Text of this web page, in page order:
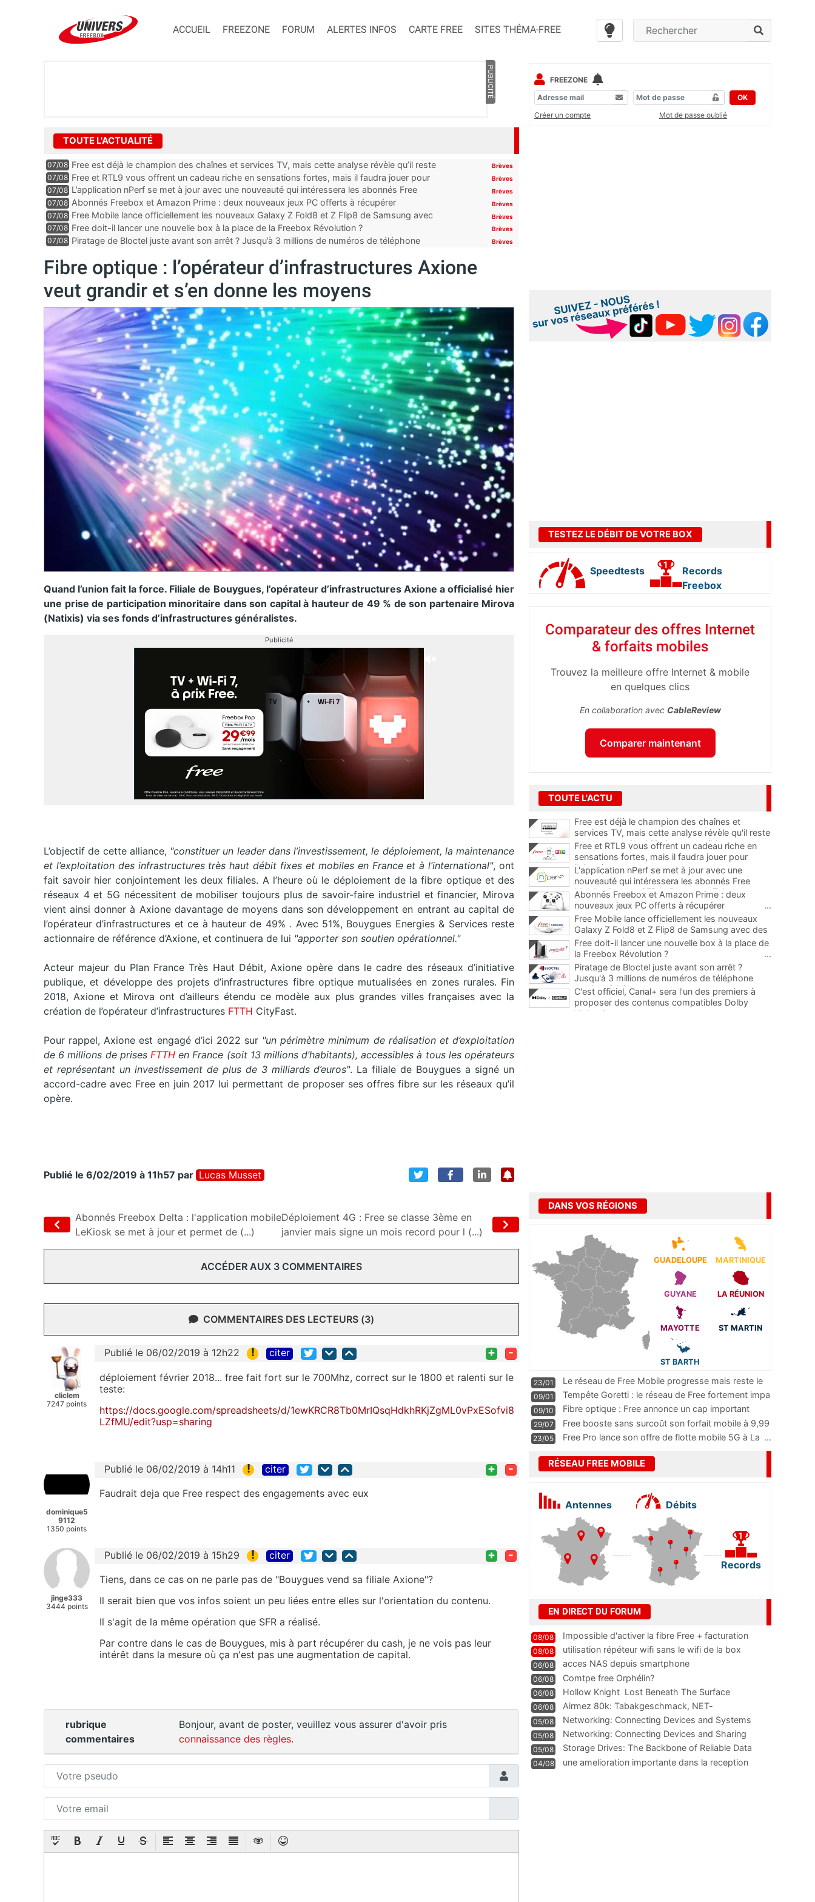
ACCUEIL FREEZONE FORUM ALERTES INFOS CARTE FREE SITES THÉMA-FREE
PUBLICITÉ
TOUTE L'ACTUALITÉ
07/08 Free est déjà le champion des chaînes et services TV, mais cette analyse révèle qu’il reste
encore au moin...
Brèves
07/08 Free et RTL9 vous offrent un cadeau riche en sensations fortes, mais il faudra jouer pour
l’obtenir
Brèves
07/08 L’application nPerf se met à jour avec une nouveauté qui intéressera les abonnés Free
Mobile, Orange, SFR ...
Brèves
07/08 Abonnés Freebox et Amazon Prime : deux nouveaux jeux PC offerts à récupérer Brèves
07/08 Free Mobile lance officiellement les nouveaux Galaxy Z Fold8 et Z Flip8 de Samsung avec
des promos et des cadeaux
Brèves
07/08 Free doit-il lancer une nouvelle box à la place de la Freebox Révolution ? Brèves
07/08 Piratage de Bloctel juste avant son arrêt ? Jusqu’à 3 millions de numéros de téléphone
Brèves
Fibre optique : l’opérateur d’infrastructures Axione
veut grandir et s’en donne les moyens
Quand l’union fait la force. Filiale de Bouygues, l’opérateur d’infrastructures Axione a officialisé hier
une prise de participation minoritaire dans son capital à hauteur de 49 % de son partenaire Mirova
(Natixis) via ses fonds d’infrastructures généralistes.
Publicité
L’objectif de cette alliance, "constituer un leader dans l’investissement, le déploiement, la maintenance
et l’exploitation des infrastructures très haut débit fixes et mobiles en France et à l’international", ont
fait savoir hier conjointement les deux filiales. A l’heure où le déploiement de la fibre optique et des
réseaux 4 et 5G nécessitent de mobiliser toujours plus de savoir-faire industriel et financier, Mirova
vient ainsi donner à Axione davantage de moyens dans son développement en entrant au capital de
l’opérateur d’infrastructures et ce à hauteur de 49% . Avec 51%, Bouygues Energies & Services reste
actionnaire de référence d’Axione, et continuera de lui "apporter son soutien opérationnel."
Acteur majeur du Plan France Très Haut Débit, Axione opère dans le cadre des réseaux d’initiative
publique, et développe des projets d’infrastructures fibre optique mutualisées en zones rurales. Fin
2018, Axione et Mirova ont d’ailleurs étendu ce modèle aux plus grandes villes françaises avec la
création de l’opérateur d’infrastructures FTTH CityFast.
Pour rappel, Axione est engagé d’ici 2022 sur "un périmètre minimum de réalisation et d’exploitation
de 6 millions de prisesFTTHen France (soit 13 millions d’habitants), accessibles à tous les opérateurs
et représentant un investissement de plus de 3 milliards d’euros". La filiale de Bouygues a signé un
accord-cadre avec Free en juin 2017 lui permettant de proposer ses offres fibre sur les réseaux qu’il
opère.
Publié le 6/02/2019 à 11h57 par Lucas Musset
Abonnés Freebox Delta : l'application mobile
LeKiosk se met à jour et permet de (...)
Déploiement 4G : Free se classe 3ème en
janvier mais signe un mois record pour l (...)
ACCÉDER AUX 3 COMMENTAIRES
COMMENTAIRES DES LECTEURS (3)
cliclem
7247 points
Publié le 06/02/2019 à 12h22 ! citer + -
déploiement février 2018... free fait fort sur le 700Mhz, correct sur le 1800 et ralenti sur le
teste:
https://docs.google.com/spreadsheets/d/1ewKRCR8Tb0MrIQsqHdkhRKjZgML0vPxESofvi8
LZfMU/edit?usp=sharing
dominique5
9112
1350 points
Publié le 06/02/2019 à 14h11 ! citer + -
Faudrait deja que Free respect des engagements avec eux
jinge333
3444 points
Publié le 06/02/2019 à 15h29 ! citer + -
Tiens, dans ce cas on ne parle pas de "Bouygues vend sa filiale Axione"?
Il serait bien que vos infos soient un peu liées entre elles sur l'orientation du contenu.
Il s'agit de la même opération que SFR a réalisé.
Par contre dans le cas de Bouygues, mis à part récupérer du cash, je ne vois pas leur
intérêt dans la mesure où ça n'est pas une augmentation de capital.
rubrique
commentaires
Bonjour, avant de poster, veuillez vous assurer d'avoir pris
connaissance des règles.
FREEZONE
OK
Créer un compte
Mot de passe oublié
TESTEZ LE DÉBIT DE VOTRE BOX
Speedtests
Records
Freebox
Comparateur des offres Internet
& forfaits mobiles
Trouvez la meilleure offre Internet & mobile
en quelques clics
En collaboration avec CableReview
Comparer maintenant
TOUTE L'ACTU
Free est déjà le champion des chaînes et
services TV, mais cette analyse révèle qu'il reste
encore au moins 141 ajouts possibles
Free et RTL9 vous offrent un cadeau riche en
sensations fortes, mais il faudra jouer pour
l'obtenir
L'application nPerf se met à jour avec une
nouveauté qui intéressera les abonnés Free
Mobile, Orange, SFR et Bouygues Telecom
Abonnés Freebox et Amazon Prime : deux
nouveaux jeux PC offerts à récupérer
...
Free Mobile lance officiellement les nouveaux
Galaxy Z Fold8 et Z Flip8 de Samsung avec des
promos et des cadeaux
...
Free doit-il lancer une nouvelle box à la place de
la Freebox Révolution ?
...
Piratage de Bloctel juste avant son arrêt ?
Jusqu'à 3 millions de numéros de téléphone
auraient fuité
C'est officiel, Canal+ sera l'un des premiers à
proposer des contenus compatibles Dolby
Vision 2
DANS VOS RÉGIONS
GUADELOUPE MARTINIQUE
GUYANE LA RÉUNION
MAYOTTE ST MARTIN
ST BARTH
23/01
Le réseau de Free Mobile progresse mais reste le
m
...
09/01
Tempête Goretti : le réseau de Free fortement impa
09/10
Fibre optique : Free annonce un cap important
pass
...
29/07
Free booste sans surcoût son forfait mobile à 9,99
23/05 Free Pro lance son offre de flotte mobile 5G à La ...
RÉSEAU FREE MOBILE
Antennes Débits
Records
EN DIRECT DU FORUM
08/08
Impossible d'activer la fibre Free + facturation
résiliation
08/08 utilisation répéteur wifi sans le wifi de la box
06/08 acces NAS depuis smartphone
06/08 Comtpe free Orphélin?
06/08 Hollow Knight  Lost Beneath The Surface
06/08
Airmez 80k: Tabakgeschmack, NET-
Technologie und Leistung im
05/08 Networking: Connecting Devices and Systems
05/08
Networking: Connecting Devices and Sharing
Information
05/08
Storage Drives: The Backbone of Reliable Data
Management
04/08
une amelioration importante dans la reception